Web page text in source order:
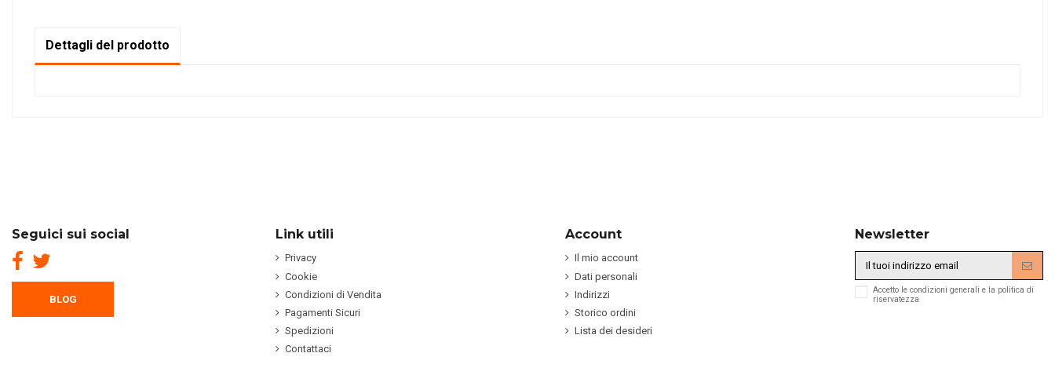
Dettagli del prodotto
Seguici sui social
BLOG
Link utili
Privacy
Cookie
Condizioni di Vendita
Pagamenti Sicuri
Spedizioni
Contattaci
Account
Il mio account
Dati personali
Indirizzi
Storico ordini
Lista dei desideri
Newsletter
Accetto le condizioni generali e la politica di
riservatezza